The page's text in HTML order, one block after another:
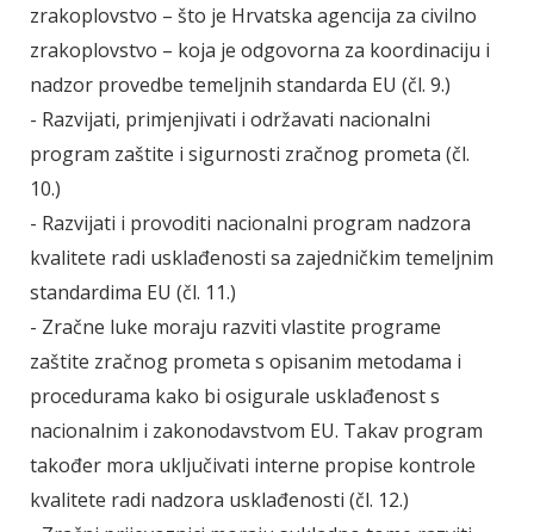
zrakoplovstvo – što je Hrvatska agencija za civilno
zrakoplovstvo – koja je odgovorna za koordinaciju i
nadzor provedbe temeljnih standarda EU (čl. 9.)
- Razvijati, primjenjivati i održavati nacionalni
program zaštite i sigurnosti zračnog prometa (čl.
10.)
- Razvijati i provoditi nacionalni program nadzora
kvalitete radi usklađenosti sa zajedničkim temeljnim
standardima EU (čl. 11.)
- Zračne luke moraju razviti vlastite programe
zaštite zračnog prometa s opisanim metodama i
procedurama kako bi osigurale usklađenost s
nacionalnim i zakonodavstvom EU. Takav program
također mora uključivati interne propise kontrole
kvalitete radi nadzora usklađenosti (čl. 12.)